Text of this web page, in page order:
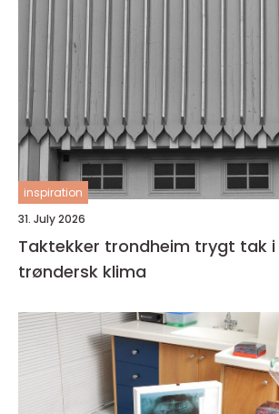
inspiration
31. July 2026
Taktekker trondheim trygt tak i røft
trøndersk klima